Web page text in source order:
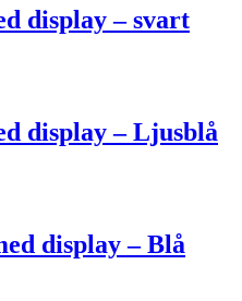
display – svart
display – Ljusblå
display – Blå